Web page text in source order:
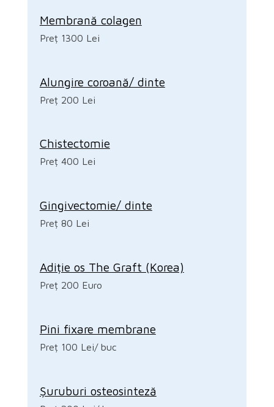
Membrană colagen
Preț 1300 Lei
Alungire coroană/ dinte
Preț 200 Lei
Chistectomie
Preț 400 Lei
Gingivectomie/ dinte
Preț 80 Lei
Adiție os The Graft (Korea)
Preț 200 Euro
Pini fixare membrane
Preț 100 Lei/ buc
Șuruburi osteosinteză